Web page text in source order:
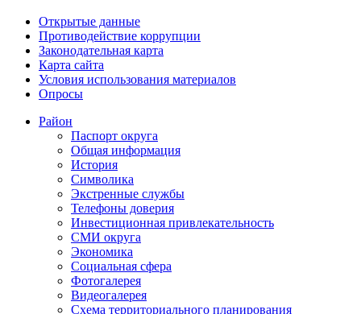
Открытые данные
Противодействие коррупции
Законодательная карта
Карта сайта
Условия использования материалов
Опросы
Район
Паспорт округа
Общая информация
История
Символика
Экстренные службы
Телефоны доверия
Инвестиционная привлекательность
СМИ округа
Экономика
Социальная сфера
Фотогалерея
Видеогалерея
Схема территориального планирования